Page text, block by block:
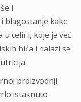
i
blagostanje kako
celini, koje je već
bića i nalazi se
proizvodnji
istaknuto